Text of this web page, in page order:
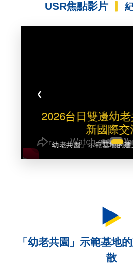
USR焦點影片
2026台日雙邊幼
新國際交
「幼老共園」示範基地的
❮
「幼老共園」示範基地
散